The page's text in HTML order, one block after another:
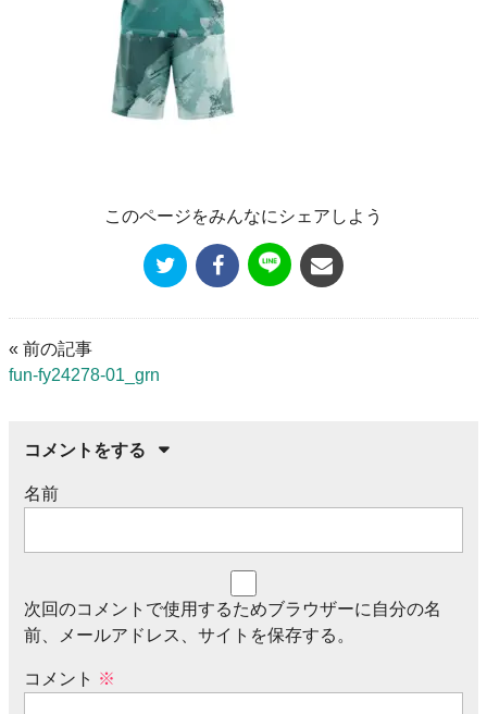
このページをみんなにシェアしよう
« 前の記事
fun-fy24278-01_grn
コメントをする
名前
次回のコメントで使用するためブラウザーに自分の名
前、メールアドレス、サイトを保存する。
コメント ※